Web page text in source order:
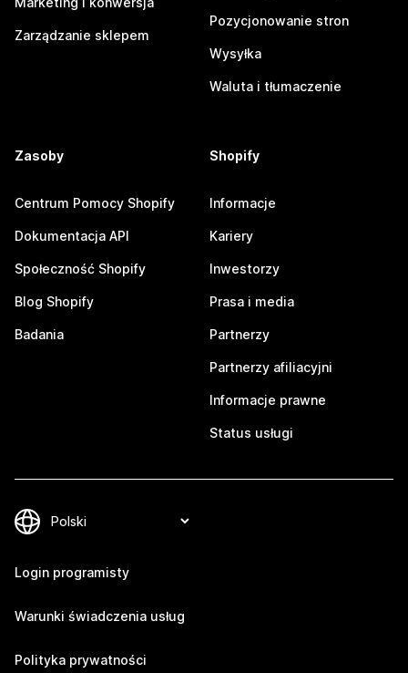
Zarządzanie sklepem
Pozycjonowanie stron
Wysyłka
Waluta i tłumaczenie
Zasoby
Centrum Pomocy Shopify
Dokumentacja API
Społeczność Shopify
Blog Shopify
Badania
Shopify
Informacje
Kariery
Inwestorzy
Prasa i media
Partnerzy
Partnerzy afiliacyjni
Informacje prawne
Status usługi
Login programisty
Warunki świadczenia usług
Polityka prywatności